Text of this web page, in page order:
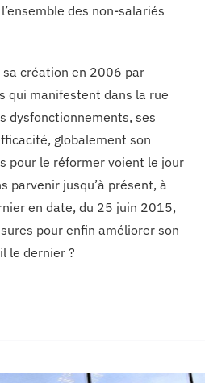
des non-salariés
sa création en 2006 par
qui manifestent dans la rue
dysfonctionnements, ses
globalement son
pour le réformer voient le jour
parvenir jusqu’à présent, à
en date, du 25 juin 2015,
pour enfin améliorer son
le dernier ?